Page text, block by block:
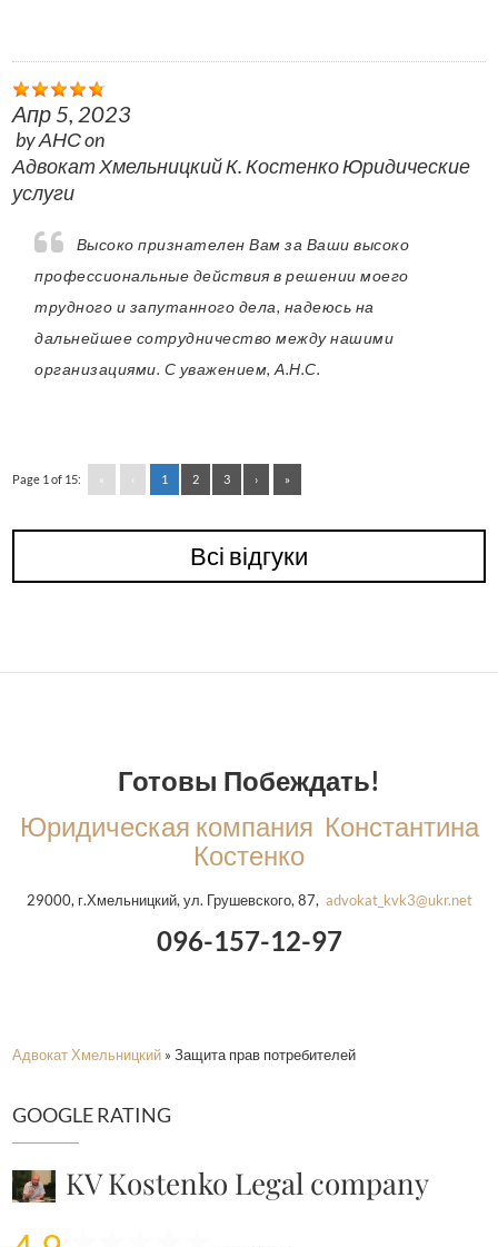
Апр 5, 2023
byАНСon
Адвокат Хмельницкий К. Костенко Юридические
услуги
Высоко признателен Вам за Ваши высоко
профессиональные действия в решении моего
трудного и запутанного дела, надеюсь на
дальнейшее сотрудничество между нашими
организациями. С уважением, А.Н.С.
Page 1 of 15: « ‹ 1 2 3 › »
Всі відгуки
Готовы Побеждать!
Юридическая компания Константина
Костенко
29000, г.Хмельницкий, ул. Грушевского, 87, advokat_kvk3@ukr.net
096-157-12-97
Адвокат Хмельницкий »Защита прав потребителей
GOOGLE RATING
KV Kostenko Legal company